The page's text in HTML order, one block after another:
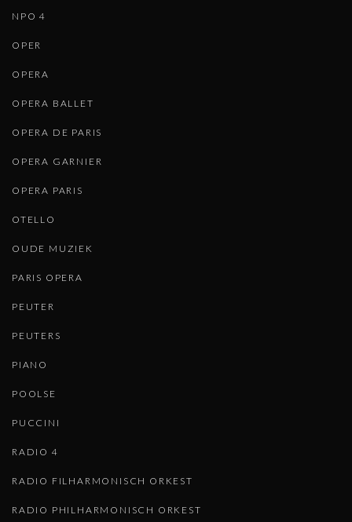
NPO 4
OPER
OPERA
OPERA BALLET
OPERA DE PARIS
OPERA GARNIER
OPERA PARIS
OTELLO
OUDE MUZIEK
PARIS OPERA
PEUTER
PEUTERS
PIANO
POOLSE
PUCCINI
RADIO 4
RADIO FILHARMONISCH ORKEST
RADIO PHILHARMONISCH ORKEST